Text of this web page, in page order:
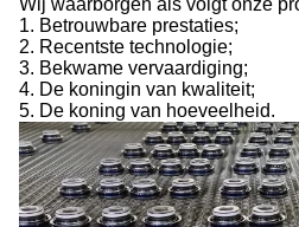
Wij waarborgen als volgt onze
1. Betrouwbare prestaties;
2. Recentste technologie;
3. Bekwame vervaardiging;
4. De koningin van kwaliteit;
5. De koning van hoeveelheid.